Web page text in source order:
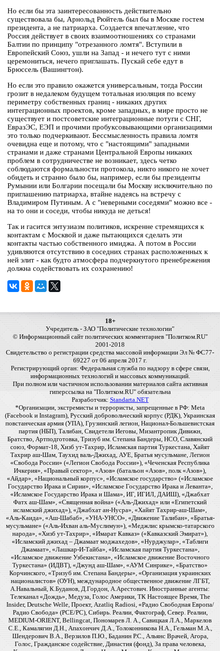
Но если бы эта заинтересованность действительно
существовала бы, Арнольд Рюйтель был бы в Москве гостем
президента, а не патриарха. Создается впечатление, что
Россия действует в своих взаимоотношениях со странами
Балтии по принципу "отрезанного ломтя". Вступили в
Европейский Союз, ушли на Запад - и нечего тут с ними
церемониться, нечего приглашать. Пускай себе едут в
Брюссель (Вашингтон).
Но если это правило окажется универсальным, тогда России
грозит в недалеком будущем тотальная изоляция по всему
периметру собственных границ - никаких других
интеграционных проектов, кроме западных, в мире просто не
существует и постсоветские интеграционные потуги с СНГ,
ЕвразЭС, ЕЭП и прочими пробуксовывающими организациями
это только подчеркивают. Бессмысленность правила ломтя
очевидна еще и потому, что с "настоящими" западными
странами и даже странами Центральной Европы никаких
проблем в сотрудничестве не возникает, здесь четко
соблюдаются формальности протокола, никто никого не хочет
обидеть и странно было бы, например, если бы президенты
Румынии или Болгарии посещали бы Москву исключительно по
приглашению патриарха, втайне надеясь на встречу с
Владимиром Путиным. А с "неверными соседями" можно все -
на то они и соседи, чтобы никуда не деться!
Так и гасится энтузиазм политиков, искренне стремящихся к
контактам с Москвой и даже пытающихся сделать эти
контакты частью собственного имиджа. А потом в России
удивляются отсутствию в соседних странах расположенных к
ней элит - как будто атмосфера подчеркнутого пренебрежения
должна содействовать их сохранению!
18+
Учредитель - ЗАО "Политические технологии"
© Информационный сайт политических комментариев "Политком.RU"
2001-2018
Свидетельство о регистрации средства массовой информации Эл № ФС77-
69227 от 06 апреля 2017 г.
Регистрирующий орган: Федеральная служба по надзору в сфере связи,
информационных технологий и массовых коммуникаций.
При полном или частичном использовании материалов сайта активная
гиперссылка на "Политком.RU" обязательна
Разработчик: Standarta.NET
*Организации, экстремисты и террористы, запрещенные в РФ: Meta
(Facebook и Instagram), Русский добровольческий корпус (РДК), Украинская
повстанческая армия (УПА), Грузинский легион, Национал-Большевистская
партия (НБП), Талибан, Свидетели Иеговы, Мизантропик Дивижн,
Братство, Артподготовка, Тризуб им. Степана Бандеры, НСО, Славянский
союз, Формат-18, Хизб ут-Тахрир, Исламская партия Туркестана, Хайят
Тахрир аш-Шам, Таухид валь-Джихад, АУЕ, Братья мусульмане, Легион
«Свобода России» («Легион Свобода России»), «Чеченская Республика
Ичкерия», «Правый сектор», «Азов» (батальон «Азов», полк «Азов»),
«Айдар», «Национальный корпус», «Исламское государство» («Исламское
Государство Ирака и Сирии», «Исламское Государство Ирака и Леванта»,
«Исламское Государство Ирака и Шама», ИГ, ИГИЛ, ДАИШ), «Джабхат
Фатх аш-Шам», «Священная война» («Аль-Джихад» или «Египетский
исламский джихад»), «Джабхат ан-Нусра», «Хайят Тахрир-аш-Шам»,
«Аль-Каида», «Аш-Шабаб», «УНА-УНСО», «Движение Талибан», «Братья-
мусульмане» («Аль-Ихван аль-Муслимун»), «Меджлис крымско-татарского
народа», «Хизб ут-Тахрир», «Имарат Кавказ» («Кавказский Эмират»),
«Исламский джихад – Джамаат моджахедов», «Нурджулар», «Таблиги
Джамаат», «Лашкар-И-Тайба», «Исламская партия Туркестана»,
«Исламское движение Узбекистана», «Исламское движение Восточного
Туркестана» (ИДВТ), «Джунд аш-Шам», «АУМ Синрике», «Братство»
Корчинского, «Тризуб им. Степана Бандеры», «Организация украинских
националистов» (ОУН), международное общественное движение ЛГБТ,
А.Навальный, К.Буданов, Д.Гордон, А.Арестович. Иностранные агенты:
Телеканал «Дождь», Медуза, Голос Америки, ТК Настоящее Время, The
Insider, Deutsche Welle, Проект, Azatliq Radiosi, «Радио Свободная Европа/
Радио Свобода» (PCE/PC), Сибирь. Реалии, Фактограф, Север. Реалии,
MEDIUM-ORIENT, Bellingcat, Пономарев Л. А., Савицкая Л.А., Маркелов
С.Е., Камалягин Д.Н., Апахончич Д.А., Толоконникова Н.А., Гельман М.А.,
Шендерович В.А., Верзилов П.Ю., Баданин Р.С., Альянс Врачей, Агора,
Голос, Гражданское содействие, Династия (фонд), За права человека,